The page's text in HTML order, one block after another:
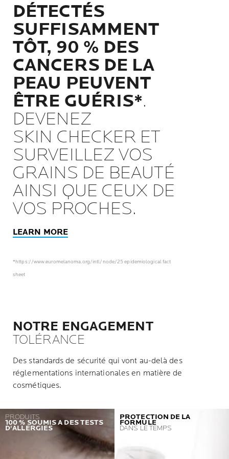
DÉTECTÉS
SUFFISAMMENT
TÔT, 90 % DES
CANCERS DE LA
PEAU PEUVENT
ÊTRE GUÉRIS*.
DEVENEZ
SKIN CHECKER ET
SURVEILLEZ VOS
GRAINS DE BEAUTÉ
AINSI QUE CEUX DE
VOS PROCHES.
LEARN MORE
*https://www.euromelanoma.org/intl/node/25 epidemiological fact
sheet
NOTRE ENGAGEMENT
TOLÉRANCE
Des standards de sécurité qui vont au-delà des
réglementations internationales en matière de
cosmétiques.
PRODUITS
100 % SOUMIS A DES TESTS
D'ALLERGIES
PROTECTION DE LA
FORMULE
DANS LE TEMPS